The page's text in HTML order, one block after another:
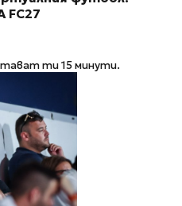
FC27
ти 15 минути.